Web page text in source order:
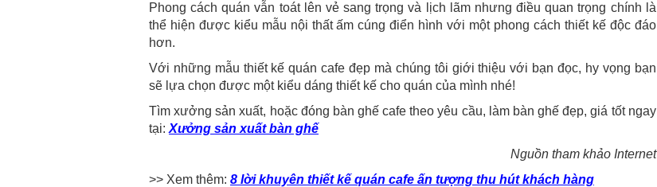
Phong cách quán vẫn toát lên vẻ sang trọng và lịch lãm nhưng điều quan trọng chính là
thể hiện được kiểu mẫu nội thất ấm cúng điển hình với một phong cách thiết kế độc đáo
hơn.
Với những mẫu thiết kế quán cafe đẹp mà chúng tôi giới thiệu với bạn đọc, hy vọng bạn
sẽ lựa chọn được một kiểu dáng thiết kế cho quán của mình nhé!
Tìm xưởng sản xuất, hoặc đóng bàn ghế cafe theo yêu cầu, làm bàn ghế đẹp, giá tốt ngay
tại: Xưởng sản xuất bàn ghế
Nguồn tham khảo Internet
>> Xem thêm: 8 lời khuyên thiết kế quán cafe ấn tượng thu hút khách hàng